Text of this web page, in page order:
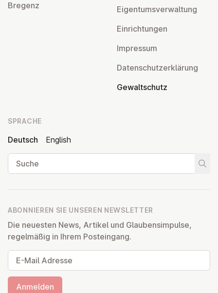
Bregenz
Ei­gen­tums­ver­wal­tung
Ein­rich­tun­gen
Impressum
Da­ten­schutz­er­klä­rung
Ge­walt­schutz
SPRACHE
Deutsch
English
Suche
ABONNIEREN SIE UNSEREN NEWSLETTER
Die neuesten News, Artikel und Glaubensimpulse,
regelmäßig in Ihrem Posteingang.
E-Mail Adresse
Anmelden